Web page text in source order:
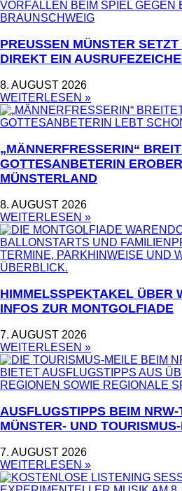
PREUSSEN MÜNSTER SETZT
IREKT EIN
8. AUGUST 2026
WEITERLESEN »
„MÄNNERFRESSERIN“
GOTTESANBETERIN
MÜNSTERLAND
8. AUGUST 2026
WEITERLESEN »
HIMMELSSPEKTAKEL ÜBER
INFOS ZUR MONTGOLFIADE
7. AUGUST 2026
WEITERLESEN »
AUSFLUGSTIPPS BEIM
MÜNSTER- UND
7. AUGUST 2026
WEITERLESEN »